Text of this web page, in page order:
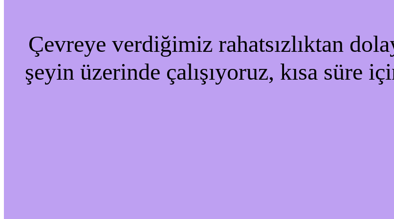
Çevreye verdiğimiz rahatsızlıktan
şeyin üzerinde çalışıyoruz, kısa süre